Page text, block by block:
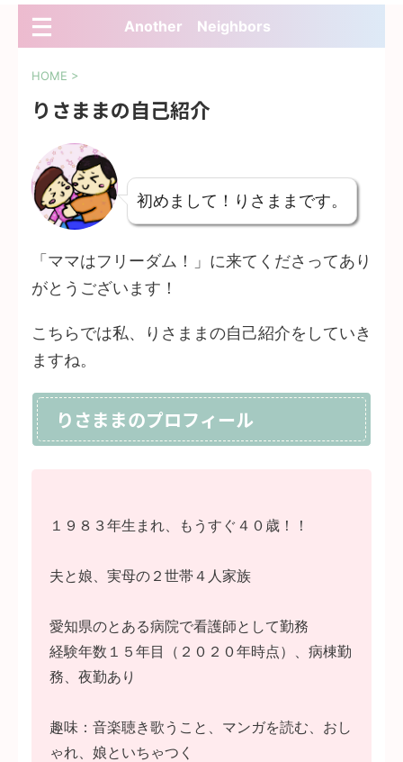
Another Neighbors
HOME >
りさままの自己紹介
初めまして！りさままです。
「ママはフリーダム！」に来てくださってあり
がとうございます！
こちらでは私、りさままの自己紹介をしていき
ますね。
りさままのプロフィール
１９８３年生まれ、もうすぐ４０歳！！
夫と娘、実母の２世帯４人家族
愛知県のとある病院で看護師として勤務
経験年数１５年目（２０２０年時点）、病棟勤
務、夜勤あり
趣味：音楽聴き歌うこと、マンガを読む、おし
ゃれ、娘といちゃつく